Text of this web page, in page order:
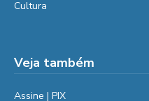
Cultura
Veja também
Assine | PIX